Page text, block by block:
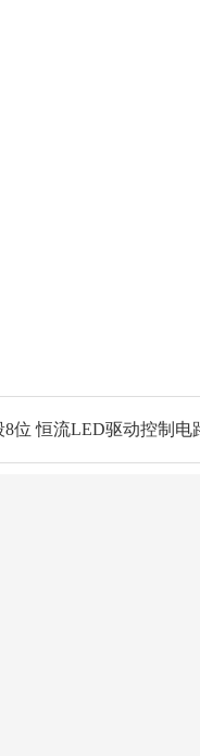
8位 恒流LED驱动控制电